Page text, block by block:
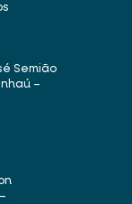
Semião
–